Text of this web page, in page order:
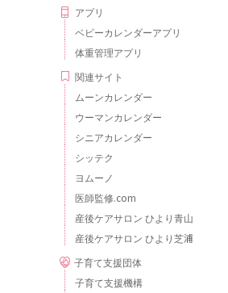
アプリ
ベビーカレンダーアプリ
体重管理アプリ
関連サイト
ムーンカレンダー
ウーマンカレンダー
シニアカレンダー
シッテク
ヨムーノ
医師監修.com
産後ケアサロン ひより青山
産後ケアサロン ひより芝浦
子育て支援団体
子育て支援機構